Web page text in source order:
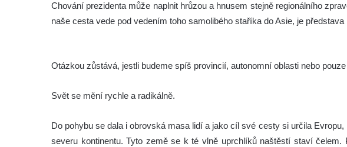
Chování prezidenta může naplnit hrůzou a hnusem stejně regionálního
naše cesta vede pod vedením toho samolibého staříka do Asie, je představa
Otázkou zůstává, jestli budeme spíš provincií, autonomní oblasti nebo
Svět se mění rychle a radikálně.
Do pohybu se dala i obrovská masa lidí a jako cíl své cesty si určila
severu kontinentu. Tyto země se k té vlně uprchlíků naštěstí staví čelem.